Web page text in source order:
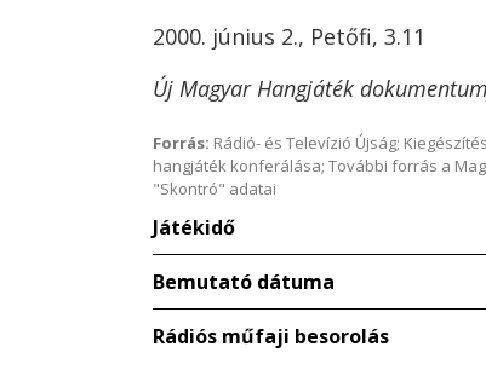
2000. június 2., Petőfi, 3.11
Új Magyar Hangjáték
Forrás: Rádió- és Televízió Újság;
hangjáték konferálása; További forrás a
"Skontró" adatai
Játékidő
Bemutató dátuma
Rádiós műfaji besorolás